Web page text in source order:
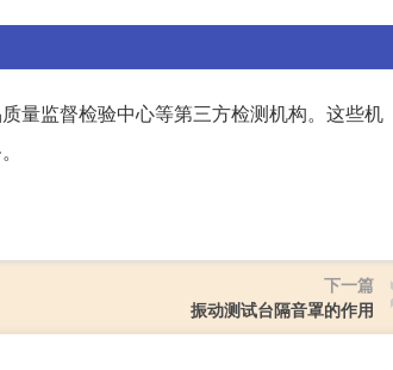
量监督检验中心等第三方检测机构。这些机
下一篇
振动测试台隔音罩的作用